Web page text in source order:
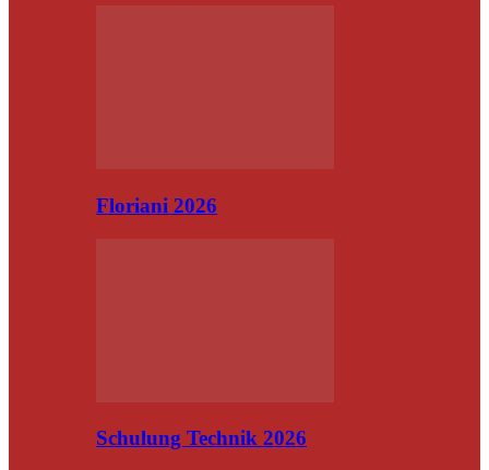
Floriani 2026
Schulung Technik 2026